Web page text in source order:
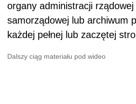
organy administracji rządowej
samorządowej lub archiwum
każdej pełnej lub zaczętej
Dalszy ciąg materiału pod wideo